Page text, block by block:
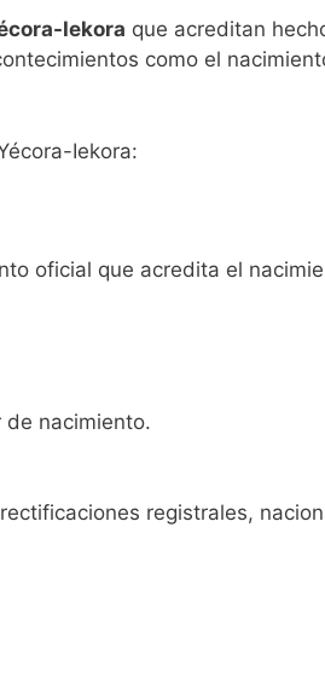
Iekora que acreditan
como el
Iekora:
oficial que acredita el
de nacimiento.
registrales,